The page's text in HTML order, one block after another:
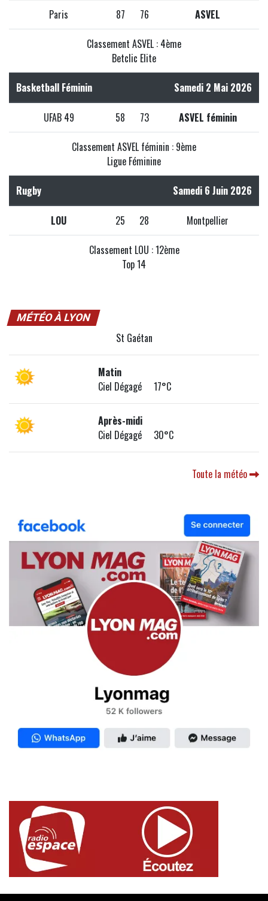
Paris 87 76 ASVEL
Classement ASVEL : 4ème
Betclic Elite
Basketball Féminin Samedi 2 Mai 2026
UFAB 49 58 73 ASVEL féminin
Classement ASVEL féminin : 9ème
Ligue Féminine
Rugby Samedi 6 Juin 2026
LOU 25 28 Montpellier
Classement LOU : 12ème
Top 14
MÉTÉO À LYON
St Gaétan
Matin
Ciel Dégagé 17°C
Après-midi
Ciel Dégagé 30°C
Toute la météo